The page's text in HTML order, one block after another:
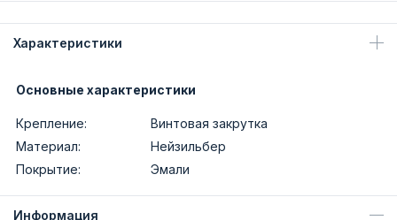
Характеристики
Основные характеристики
Крепление:
Винтовая закрутка
Материал:
Нейзильбер
Покрытие:
Эмали
Информация